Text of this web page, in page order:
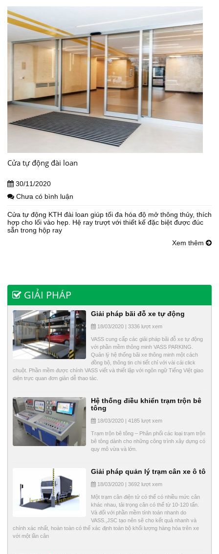
Cửa tự động đài loan
30/11/2020
Chưa có bình luận
Cửa tự động KTH đài loan giúp tối đa hóa độ mở thông thủy, thích
hợp cho lối vào hẹp. Hệ ray trượt với thiết kế đặc biệt được đúc
sẵn trong hộp ray
Xem thêm
GIẢI PHÁP
Giải pháp bãi đỗ xe tự động
18/03/2020 | 3336 lượt xem
VASS cung cấp các giải pháp bãi đỗ xe tự động
với phần mềm thông minh VASS PARKING.
Quản lý hệ thống bãi xe thông minh một cách
đồng bộ, thông tin chi tiết chỉ với vài cái click
chuột. Phần mềm được chính VASS viết và thiết lập với ngôn ngữ Tiếng Việt giao
diện trực quan đơn giản dễ thao tác.
Hệ thống điều khiển trạm trộn bê
tông
18/03/2020 | 4185 lượt xem
Trạm trộn bê tông – Phân phối các loại trạm trộn
bê tông dành cho những công trình xây dựng có
quy mô vừa và lớn.
Giải pháp quản lý trạm cân xe ô tô
18/03/2020 | 3692 lượt xem
Một trạm cân điện tử có thể có nhiều mức cân
khác nhau, tải trọng cân có thể từ 10-120 tấn.
Và đối với phần mềm tính toán nhanh do
VASS.,JSC tạo nên sẽ cho kết quả nhanh và
chính xác nhất, hoàn toàn có thể xác định toàn bộ khối lượng hàng hóa trên xe
với một lần cân